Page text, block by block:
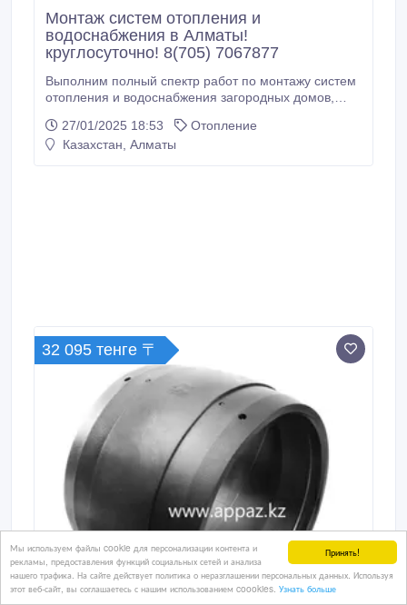
Принять!
Мы используем файлы cookie для персонализации контента и
рекламы, предоставления функций социальных сетей и анализа
нашего трафика. На сайте действует политика о неразглашении персональных данных. Используя
этот веб-сайт, вы соглашаетесь с нашим использованием coookies. Узнать больше
Монтаж систем отопления и
водоснабжения в Алматы!
круглосуточно! 8(705) 7067877
Выполним полный спектр работ по монтажу систем
отопления и водоснабжения загородных домов,
зданий. Произведем работы по монтажу
автономных систем отопления и горячего
27/01/2025 18:53
Отопление
Казахстан, Алматы
32 095 тенге 〒